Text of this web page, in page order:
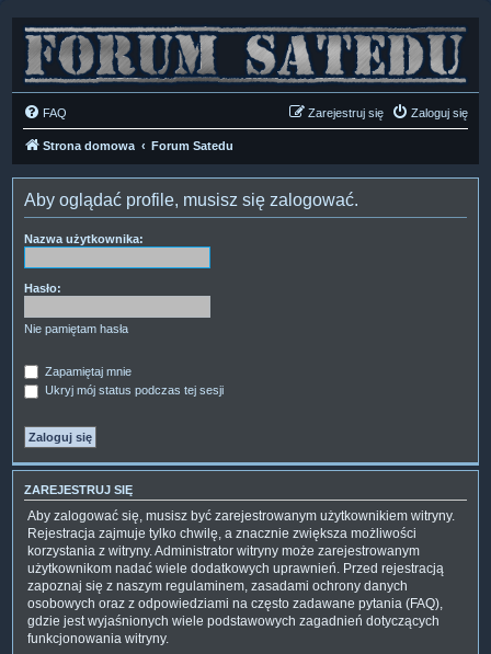
FAQ Zaloguj się
Zarejestruj się
Strona domowa Forum Satedu
Aby oglądać profile, musisz się zalogować.
Nazwa użytkownika:
Hasło:
Nie pamiętam hasła
Zapamiętaj mnie
Ukryj mój status podczas tej sesji
ZAREJESTRUJ SIĘ
Aby zalogować się, musisz być zarejestrowanym użytkownikiem witryny.
Rejestracja zajmuje tylko chwilę, a znacznie zwiększa możliwości
korzystania z witryny. Administrator witryny może zarejestrowanym
użytkownikom nadać wiele dodatkowych uprawnień. Przed rejestracją
zapoznaj się z naszym regulaminem, zasadami ochrony danych
osobowych oraz z odpowiedziami na często zadawane pytania (FAQ),
gdzie jest wyjaśnionych wiele podstawowych zagadnień dotyczących
funkcjonowania witryny.